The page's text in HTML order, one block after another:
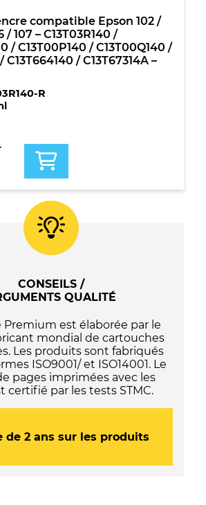
compatible Epson 102 /
/ 107 – C13T03R140 /
/ C13T00P140 / C13T00Q140 /
C13T664140 / C13T67314A –
R
CONSEILS /
QUALITÉ
Premium est élaborée par le
mondial de cartouches
Les produits sont fabriqués
ISO9001/ et ISO14001. Le
pages imprimées avec les
certifié par les tests STMC.
de 2 ans sur les produits